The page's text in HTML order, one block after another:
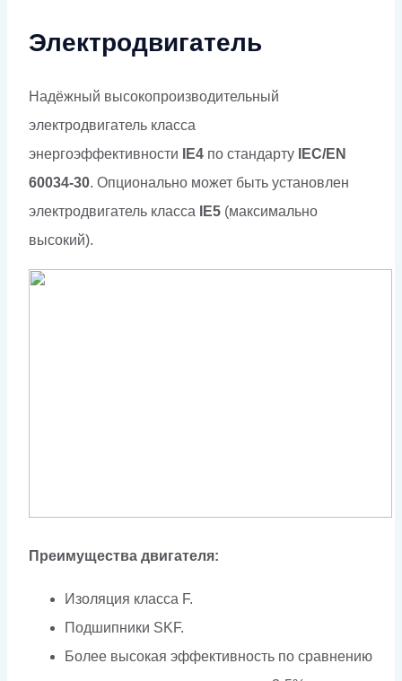
Электродвигатель
Надёжный высокопроизводительный
электродвигатель класса
энергоэффективности
IE4 по стандарту
IEC/EN
60034-30. Опционально может быть установлен
электродвигатель класса
IE5 (максимально
высокий).
Преимущества двигателя:
Изоляция класса F.
Подшипники SKF.
Более высокая эффективность по сравнению